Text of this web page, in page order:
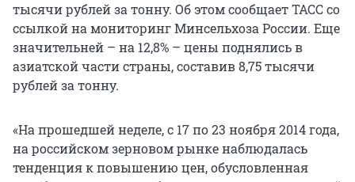
тысячи рублей за тонну. Об этом сообщает ТАСС со
ссылкой на мониторинг Минсельхоза России. Еще
значительней – на 12,8% – цены поднялись в
азиатской части страны, составив 8,75 тысячи
рублей за тонну.
«На прошедшей неделе, с 17 по 23 ноября 2014 года,
на российском зерновом рынке наблюдалась
тенденция к повышению цен, обусловленная